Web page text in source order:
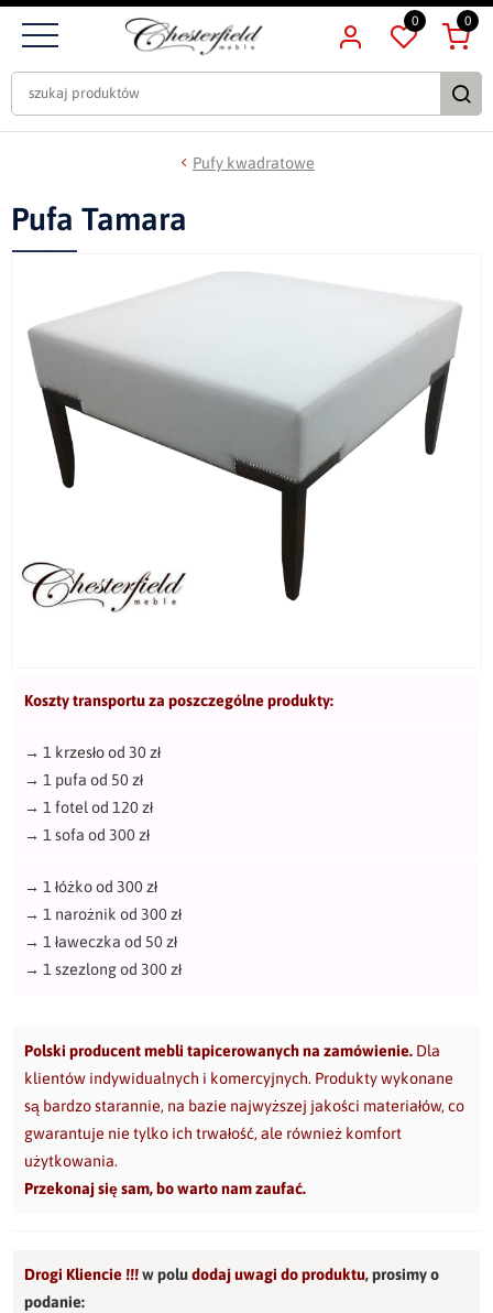
0 0
Pufy kwadratowe
Pufa Tamara
Koszty transportu za poszczególne produkty:
→ 1 krzesło od 30 zł
→ 1 pufa od 50 zł
→ 1 fotel od 120 zł
→ 1 sofa od 300 zł
→ 1 łóżko od 300 zł
→ 1 narożnik od 300 zł
→ 1 ławeczka od 50 zł
→ 1 szezlong od 300 zł
Polski producent mebli tapicerowanych na zamówienie. Dla
klientów indywidualnych i komercyjnych. Produkty wykonane
są bardzo starannie, na bazie najwyższej jakości materiałów, co
gwarantuje nie tylko ich trwałość, ale również komfort
użytkowania.
Przekonaj się sam, bo warto nam zaufać.
Drogi Kliencie !!!w poludodaj uwagi do produktu,prosimy o
podanie: